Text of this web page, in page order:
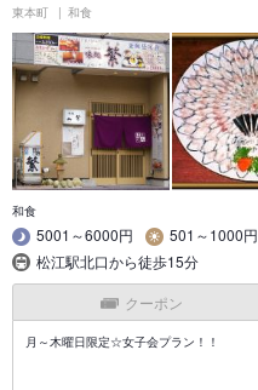
東本町 和食
和食
5001～6000円
501～1000円
松江駅北口から徒歩15分
クーポン
月～木曜日限定☆女子会プラン！！